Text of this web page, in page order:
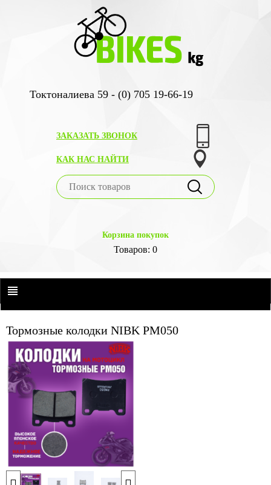
Токтоналиева 59 - (0) 705 19-66-19
ЗАКАЗАТЬ ЗВОНОК
КАК НАС НАЙТИ
Корзина покупок
Товаров: 0
Тормозные колодки NIBK PM050